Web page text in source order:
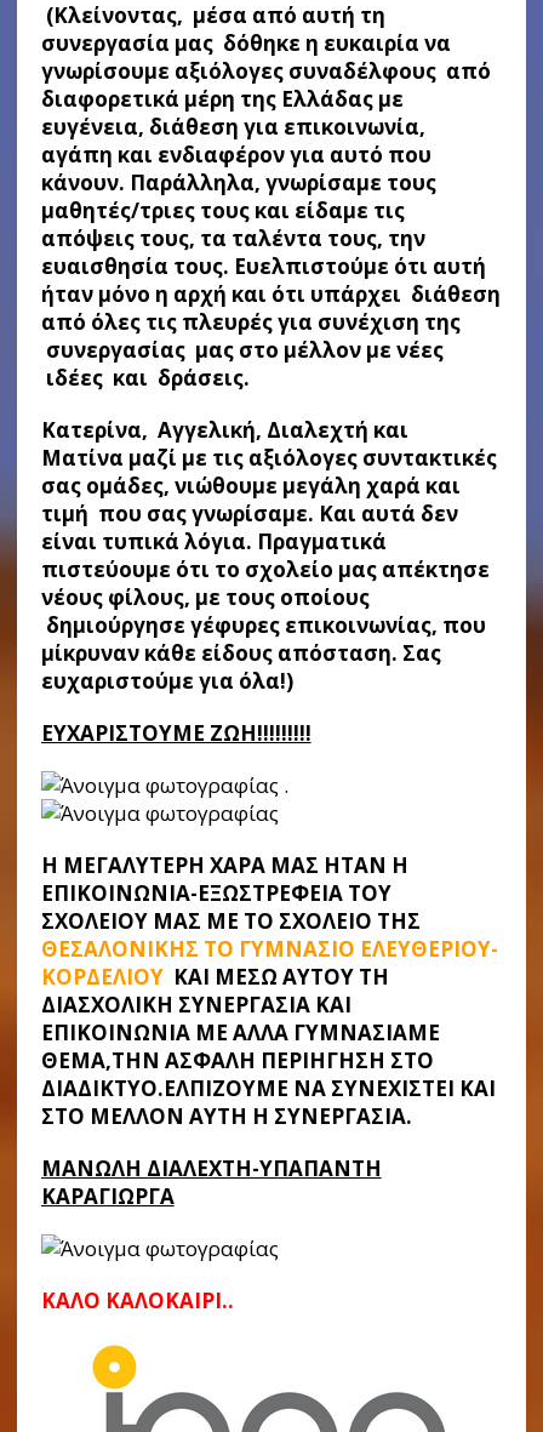
(Κλείνοντας, μέσα από αυτή τη
συνεργασία μας δόθηκε η ευκαιρία να
γνωρίσουμε αξιόλογες συναδέλφους από
διαφορετικά μέρη της Ελλάδας με
ευγένεια, διάθεση για επικοινωνία,
αγάπη και ενδιαφέρον για αυτό που
κάνουν. Παράλληλα, γνωρίσαμε τους
μαθητές/τριες τους και είδαμε τις
απόψεις τους, τα ταλέντα τους, την
ευαισθησία τους. Ευελπιστούμε ότι αυτή
ήταν μόνο η αρχή και ότι υπάρχει διάθεση
από όλες τις πλευρές για συνέχιση της
συνεργασίας μας στο μέλλον με νέες
ιδέες και δράσεις.
Κατερίνα, Αγγελική, Διαλεχτή και
Ματίνα μαζί με τις αξιόλογες συντακτικές
σας ομάδες, νιώθουμε μεγάλη χαρά και
τιμή που σας γνωρίσαμε. Και αυτά δεν
είναι τυπικά λόγια. Πραγματικά
πιστεύουμε ότι το σχολείο μας απέκτησε
νέους φίλους, με τους οποίους
δημιούργησε γέφυρες επικοινωνίας, που
μίκρυναν κάθε είδους απόσταση. Σας
ευχαριστούμε για όλα!)
ΕΥΧΑΡΙΣΤΟΥΜΕ ΖΩΗ!!!!!!!!!
.
Η ΜΕΓΑΛΥΤΕΡΗ ΧΑΡΑ ΜΑΣ ΗΤΑΝ Η
ΕΠΙΚΟΙΝΩΝΙΑ-ΕΞΩΣΤΡΕΦΕΙΑ ΤΟΥ
ΣΧΟΛΕΙΟΥ ΜΑΣ ΜΕ ΤΟ ΣΧΟΛΕΙΟ ΤΗΣ
ΘΕΣΑΛΟΝΙΚΗΣ ΤΟ ΓΥΜΝΑΣΙΟ ΕΛΕΥΘΕΡΙΟΥ-
ΚΟΡΔΕΛΙΟΥ ΚΑΙ ΜΕΣΩ ΑΥΤΟΥ ΤΗ
ΔΙΑΣΧΟΛΙΚΗ ΣΥΝΕΡΓΑΣΙΑ ΚΑΙ
ΕΠΙΚΟΙΝΩΝΙΑ ΜΕ ΑΛΛΑ ΓΥΜΝΑΣΙΑΜΕ
ΘΕΜΑ,ΤΗΝ ΑΣΦΑΛΗ ΠΕΡΙΗΓΗΣΗ ΣΤΟ
ΔΙΑΔΙΚΤΥΟ.ΕΛΠΙΖΟΥΜΕ ΝΑ ΣΥΝΕΧΙΣΤΕΙ ΚΑΙ
ΣΤΟ ΜΕΛΛΟΝ ΑΥΤΗ Η ΣΥΝΕΡΓΑΣΙΑ.
ΜΑΝΩΛΗ ΔΙΑΛΕΧΤΗ-ΥΠΑΠΑΝΤΗ
ΚΑΡΑΓΙΩΡΓΑ
ΚΑΛΟ ΚΑΛΟΚΑΙΡΙ..